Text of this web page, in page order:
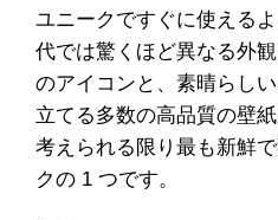
ユニークですぐに使える
代では驚くほど異なる外
のアイコンと、素晴らし
立てる多数の高品質の壁
考えられる限り最も新鮮
クの 1 つです。